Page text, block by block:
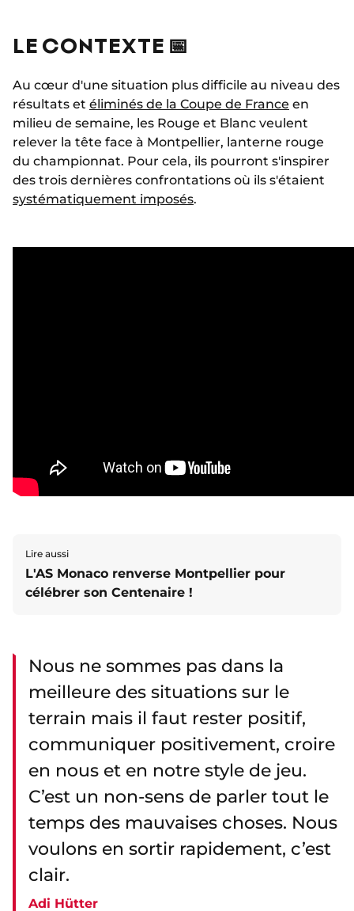
LE CONTEXTE 📅
Au cœur d'une situation plus difficile au niveau des
résultats et éliminés de la Coupe de France en
milieu de semaine, les Rouge et Blanc veulent
relever la tête face à Montpellier, lanterne rouge
du championnat. Pour cela, ils pourront s'inspirer
des trois dernières confrontations où ils s'étaient
systématiquement imposés.
Lire aussi
L'AS Monaco renverse Montpellier pour
célébrer son Centenaire !
Nous ne sommes pas dans la
meilleure des situations sur le
terrain mais il faut rester positif,
communiquer positivement, croire
en nous et en notre style de jeu.
C’est un non-sens de parler tout le
temps des mauvaises choses. Nous
voulons en sortir rapidement, c’est
clair.
Adi Hütter